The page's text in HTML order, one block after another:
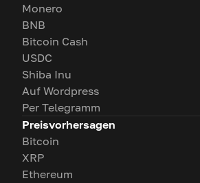
Monero
BNB
Bitcoin Cash
USDC
Shiba Inu
Auf Wordpress
Per Telegramm
Preisvorhersagen
Bitcoin
XRP
Ethereum